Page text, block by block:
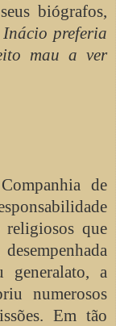
biógrafos,
preferia
mau a ver
de
que
generalato, a
numerosos
Em tão